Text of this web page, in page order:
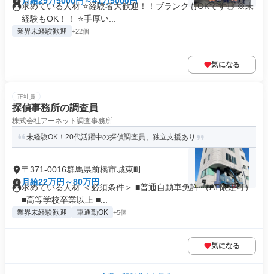
求めている人材 ⭐経験者大歓迎！！ブランクもOKです◎ ※未
経験もOK！！ ⭐手厚い...
業界未経験歓迎 +22個
気になる
正社員
探偵事務所の調査員
株式会社アーネット調査事務所
未経験OK！20代活躍中の探偵調査員、独立支援あり
〒371-0016群馬県前橋市城東町
月給22万円～80万円
求めている人材 ＜必須条件＞ ■普通自動車免許 （AT限定可）
■高等学校卒業以上 ■...
業界未経験歓迎 車通勤OK +5個
気になる